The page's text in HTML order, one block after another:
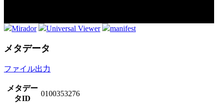
Mirador Universal Viewer manifest
メタデータ
ファイル出力
メタデー
タID
0100353276